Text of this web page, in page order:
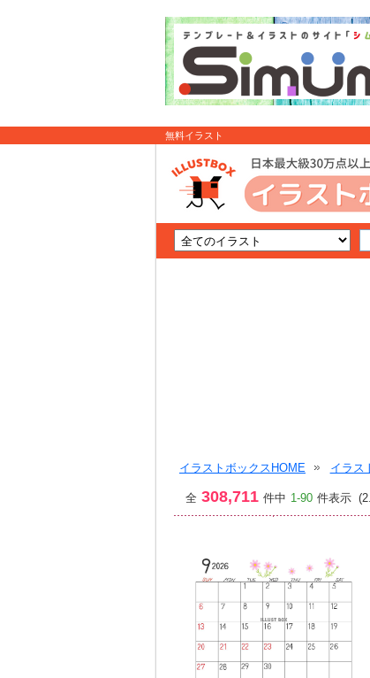
無料イラスト
イラストボックスHOME イラス
全 308,711 件中 1-90 件表示